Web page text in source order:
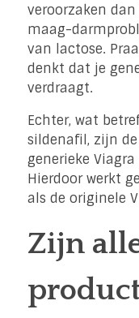
veroorzaken
maag-
van lactose.
denkt dat je
verdraagt.
Echter, wat
sildenafil, zijn
generieke
Hierdoor werkt
als de originele
Zijn